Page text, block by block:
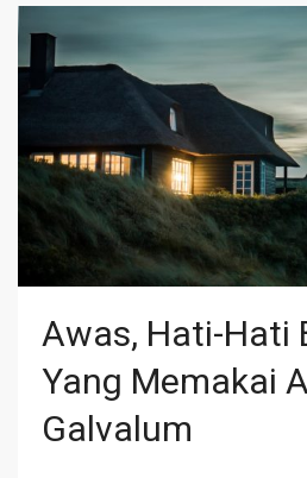
Awas, Hati-Hati
Yang Memakai
Galvalum